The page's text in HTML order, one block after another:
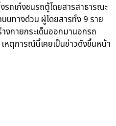
รถเก๋งชนรถตู้โดยสารสาธารณะ
นทางด่วน ผู้โดยสารทั้ง 9 ราย
งกายกระเด็นออกมานอกรถ
หตุการณ์นี้เคยเป็นข่าวดังขึ้นหน้า